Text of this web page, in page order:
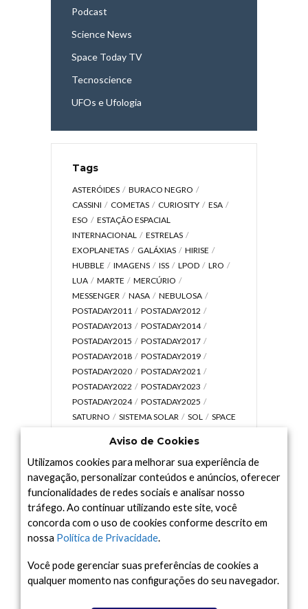
Podcast
Science News
Space Today TV
Tecnoscience
UFOs e Ufologia
Tags
ASTERÓIDES
BURACO NEGRO
CASSINI
COMETAS CURIOSITY
ESA
ESO
ESTAÇÃO ESPACIAL
INTERNACIONAL
ESTRELAS
EXOPLANETAS
GALÁXIAS
HIRISE
HUBBLE
IMAGENS ISS LPOD
LRO
LUA
MARTE
MERCÚRIO
MESSENGER
NASA
NEBULOSA
POSTADAY2011
POSTADAY2012
POSTADAY2013
POSTADAY2014
POSTADAY2015
POSTADAY2017
POSTADAY2018
POSTADAY2019
POSTADAY2020
POSTADAY2021
POSTADAY2022
POSTADAY2023
POSTADAY2024
POSTADAY2025
SATURNO
SISTEMA SOLAR SOL
SPACE
UNIVERSO
VÍDEO
Arquivo
Arquivo
Aviso de Cookies
Utilizamos cookies para melhorar sua experiência de
navegação, personalizar conteúdos e anúncios, oferecer
funcionalidades de redes sociais e analisar nosso
tráfego. Ao continuar utilizando este site, você
concorda com o uso de cookies conforme descrito em
nossa Política de Privacidade.
Você pode gerenciar suas preferências de cookies a
qualquer momento nas configurações do seu navegador.